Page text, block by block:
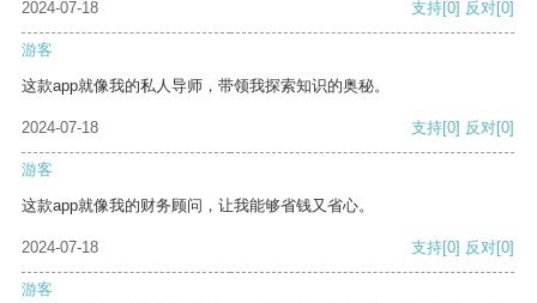
2024-07-18 支持[0] 反对[0]
游客
这款app就像我的私人导师，带领我探索知识的奥秘。
2024-07-18 支持[0] 反对[0]
游客
这款app就像我的财务顾问，让我能够省钱又省心。
2024-07-18 支持[0] 反对[0]
游客